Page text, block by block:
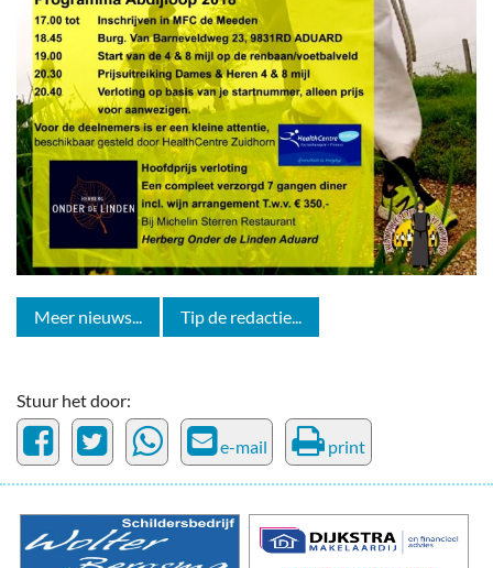
Meer nieuws... Tip de redactie...
Stuur het door:
e-mail print